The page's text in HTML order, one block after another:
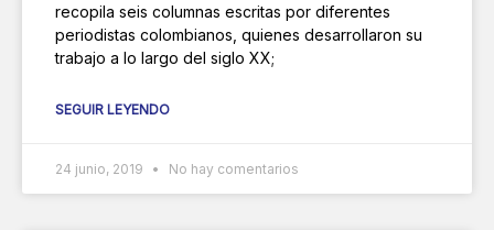
recopila seis columnas escritas por diferentes
periodistas colombianos, quienes desarrollaron su
trabajo a lo largo del siglo XX;
SEGUIR LEYENDO
24 junio, 2019 No hay comentarios